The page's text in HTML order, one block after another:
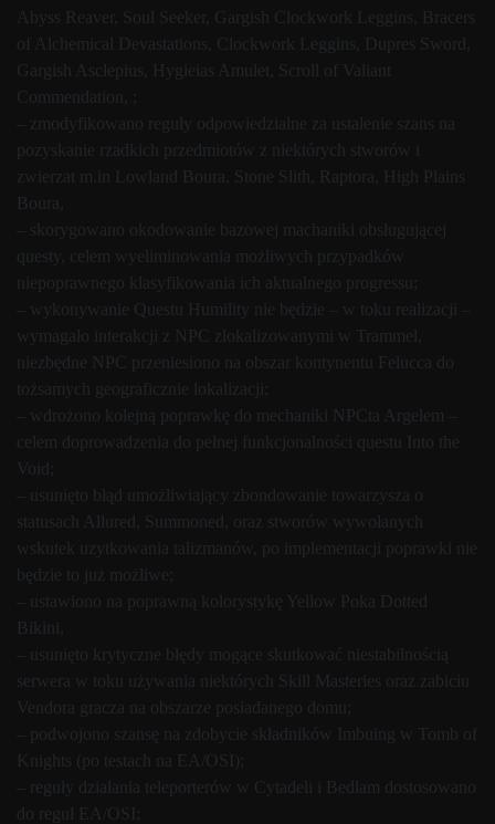
Abyss Reaver, Soul Seeker, Gargish Clockwork Leggins, Bracers
of Alchemical Devastations, Clockwork Leggins, Dupres Sword,
Gargish Asclepius, Hygieias Amulet, Scroll of Valiant
Commendation, ;
– zmodyfikowano reguły odpowiedzialne za ustalenie szans na
pozyskanie rzadkich przedmiotów z niektórych stworów i
zwierzat m.in Lowland Boura, Stone Slith, Raptora, High Plains
Boura,
– skorygowano okodowanie bazowej machaniki obsługującej
questy, celem wyeliminowania możliwych przypadków
niepoprawnego klasyfikowania ich aktualnego progressu;
– wykonywanie Questu Humility nie będzie – w toku realizacji –
wymagało interakcji z NPC zlokalizowanymi w Trammel,
niezbędne NPC przeniesiono na obszar kontynentu Felucca do
tożsamych geograficznie lokalizacji;
– wdrożono kolejną poprawkę do mechaniki NPCta Argelem –
celem doprowadzenia do pełnej funkcjonalności questu Into the
Void;
– usunięto błąd umożliwiający zbondowanie towarzysza o
statusach Allured, Summoned, oraz stworów wywołanych
wskutek uzytkowania talizmanów, po implementacji poprawki nie
będzie to już możliwe;
– ustawiono na poprawną kolorystykę Yellow Poka Dotted
Bikini,
– usunięto krytyczne błędy mogące skutkować niestabilnością
serwera w toku używania niektórych Skill Masteries oraz zabiciu
Vendora gracza na obszarze posiadanego domu;
– podwojono szansę na zdobycie składników Imbuing w Tomb of
Knights (po testach na EA/OSI);
– reguły działania teleporterów w Cytadeli i Bedlam dostosowano
do reguł EA/OSI;